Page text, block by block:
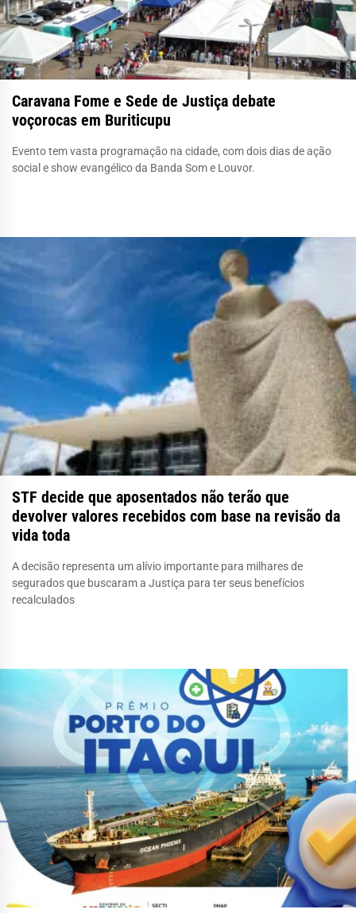
Caravana Fome e Sede de Justiça debate
voçorocas em Buriticupu
Evento tem vasta programação na cidade, com dois dias de ação
social e show evangélico da Banda Som e Louvor.
STF decide que aposentados não terão que
devolver valores recebidos com base na revisão da
vida toda
A decisão representa um alívio importante para milhares de
segurados que buscaram a Justiça para ter seus benefícios
recalculados